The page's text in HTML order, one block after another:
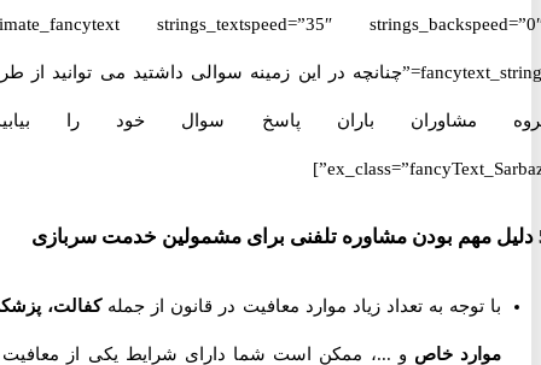
[ultimate_fancytext strings_textspeed=”35″
fancytext_strings=”چنانچه در این زمینه سوالی داشتید می توانید از طریق
مشاوران باران پاسخ سوال خود را بیابید.”
با توجه به تعداد زیاد موارد معافیت در قانون از جملهکفالت، پزشکی،
موارد خاصو ...، ممکن است شما دارای شرایط یکی از معافیت ها